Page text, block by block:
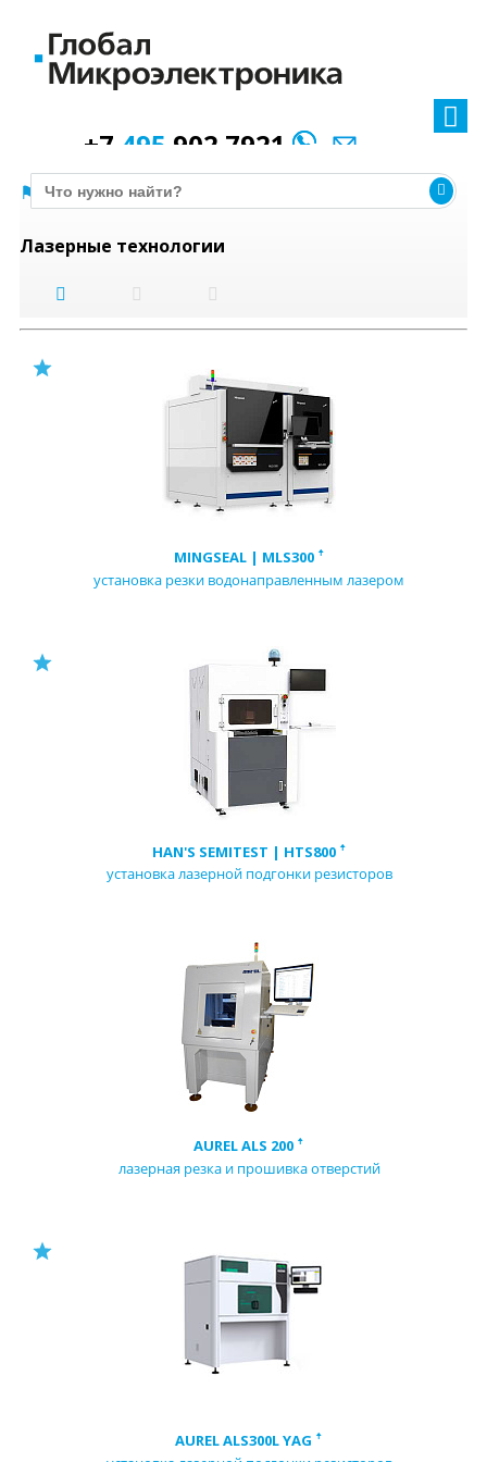
+7 495 902 7921
Оборудование
Лазерные технологии
MINGSEAL | MLS300 ꜛ
установка резки водонаправленным лазером
HAN'S SEMITEST | HTS800 ꜛ
установка лазерной подгонки резисторов
AUREL ALS 200 ꜛ
лазерная резка и прошивка отверстий
AUREL ALS300L YAG ꜛ